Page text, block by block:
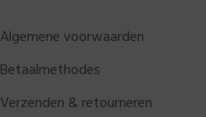
Algemene voorwaarden
Betaalmethodes
Verzenden & retourneren